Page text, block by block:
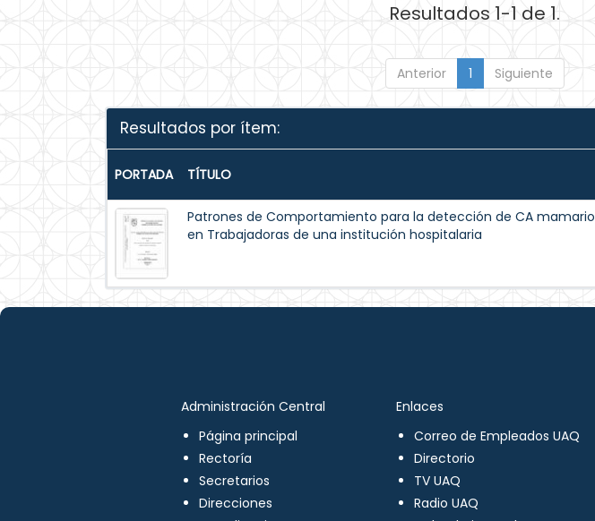
Resultados 1-1 de 1.
Anterior 1 Siguiente
Resultados por ítem:
PORTADA TÍTULO
Patrones de Comportamiento para la detección de CA mamario
en Trabajadoras de una institución hospitalaria
Administración Central
Página principal
Rectoría
Secretarios
Direcciones
Enlaces
Correo de Empleados UAQ
Directorio
TV UAQ
Radio UAQ